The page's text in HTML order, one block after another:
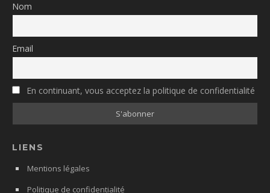
Nom
Email
En continuant, vous acceptez la politique de confidentialité
LIENS
Mentions légales
Politique de confidentialité